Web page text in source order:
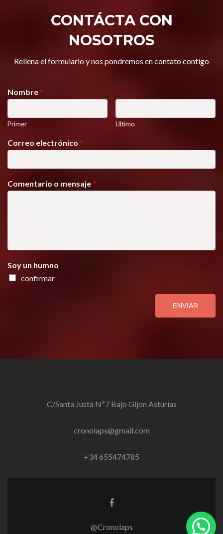
CONTÁCTA CON
NOSOTROS
Rellena el formulario y nos pondremos en contato contigo
Nombre*
Primer Ultimo
Correo electrónico *
Comentario o mensaje*
Soy un humno
confirmar
ENVIAR
C/Santa Justa Nº7 Bajo Gijon Asturias
cronolaps@gmail.com
+34 655474785
Enlace
@Cronolaps